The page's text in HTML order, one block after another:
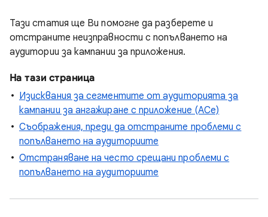
Тази статия ще Ви помогне да разберете и
отстраните неизправности с попълването на
аудитории за кампании за приложения.
На тази страница
Изисквания за сегментите от аудиторията за
кампании за ангажиране с приложение (ACe)
Съображения, преди да отстраните проблеми с
попълването на аудиториите
Отстраняване на често срещани проблеми с
попълването на аудиториите